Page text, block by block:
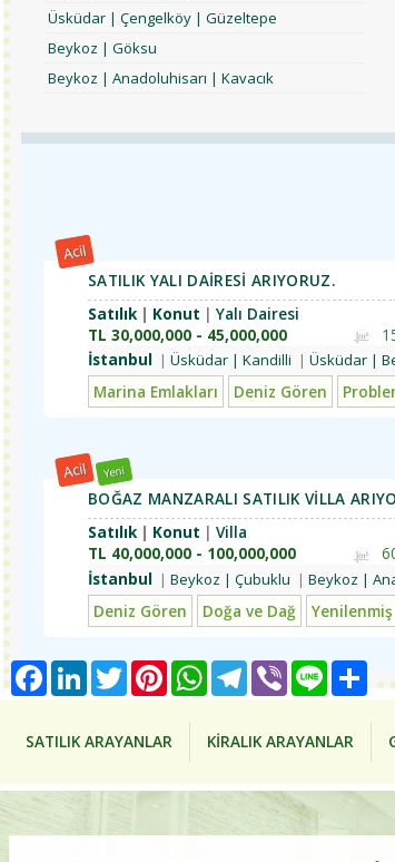
Üsküdar | Çengelköy | Güzeltepe
Beykoz | Göksu
Beykoz | Anadoluhisarı | Kavacık
Acil
SATILIK YALI DAİRESİ ARIYORUZ.
Satılık
Konut Yalı Dairesi
TL 30,000,000 - 45,000,000
İstanbul
Üsküdar | Kandilli Üsküdar |
Marina Emlakları Deniz Gören
Acil Yeni
BOĞAZ MANZARALI SATILIK VİLLA
Satılık
Konut Villa
TL 40,000,000 - 100,000,000
İstanbul
Beykoz | Çubuklu Beykoz |
Deniz Gören Doğa ve Dağ Yenilenmiş
SATILIK ARAYANLAR KİRALIK ARAYANLAR
FacebookLinkedInTwitterPinterestWhatsAppTelegram
Viber Line